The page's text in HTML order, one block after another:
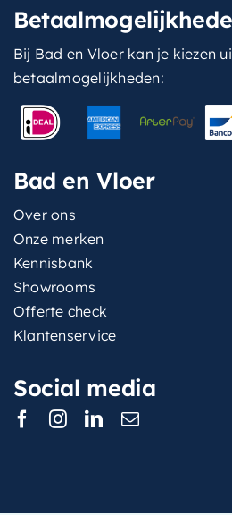
Bij Bad en Vloer kan je kiezen
betaalmogelijkheden:
Bad en Vloer
Over ons
Onze merken
Kennisbank
Showrooms
Offerte check
Klantenservice
Social media